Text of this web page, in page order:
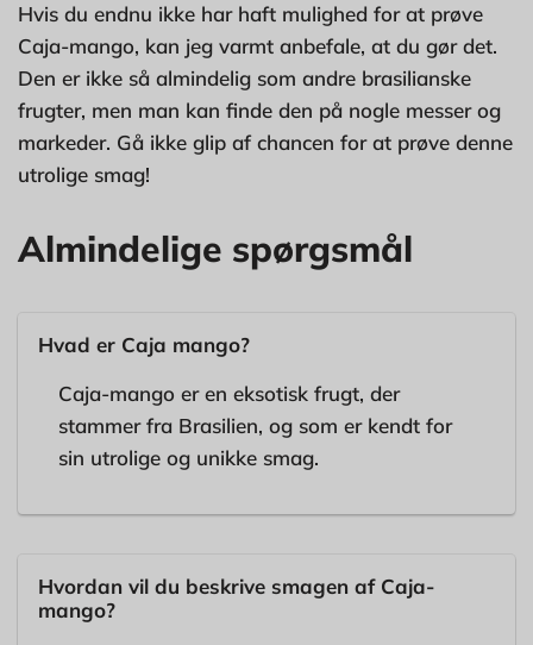
Hvis du endnu ikke har haft mulighed for at prøve
Caja-mango, kan jeg varmt anbefale, at du gør det.
Den er ikke så almindelig som andre brasilianske
frugter, men man kan finde den på nogle messer og
markeder. Gå ikke glip af chancen for at prøve denne
utrolige smag!
Almindelige spørgsmål
Hvad er Caja mango?
Caja-mango er en eksotisk frugt, der
stammer fra Brasilien, og som er kendt for
sin utrolige og unikke smag.
Hvordan vil du beskrive smagen af Caja-
mango?